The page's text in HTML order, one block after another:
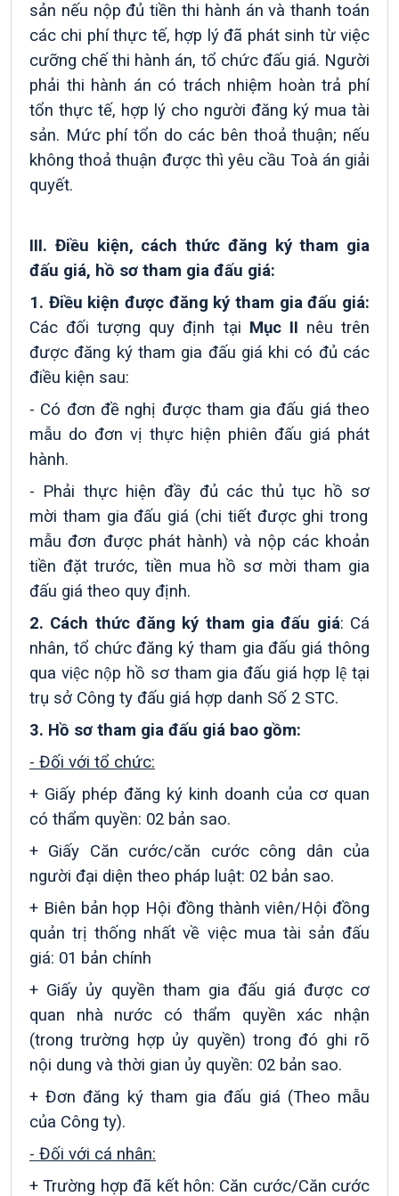
sản nếu nộp đủ tiền thi hành án và thanh toán
các chi phí thực tế, hợp lý đã phát sinh từ việc
cưỡng chế thi hành án, tổ chức đấu giá. Người
phải thi hành án có trách nhiệm hoàn trả phí
tổn thực tế, hợp lý cho người đăng ký mua tài
sản. Mức phí tổn do các bên thoả thuận; nếu
không thoả thuận được thì yêu cầu Toà án giải
quyết.
III. Điều kiện, cách thức đăng ký tham gia
đấu giá, hồ sơ tham gia đấu giá:
1. Điều kiện được đăng ký tham gia đấu giá:
Các đối tượng quy định tại Mục II nêu trên
được đăng ký tham gia đấu giá khi có đủ các
điều kiện sau:
- Có đơn đề nghị được tham gia đấu giá theo
mẫu do đơn vị thực hiện phiên đấu giá phát
hành.
- Phải thực hiện đầy đủ các thủ tục hồ sơ
mời tham gia đấu giá (chi tiết được ghi trong
mẫu đơn được phát hành) và nộp các khoản
tiền đặt trước, tiền mua hồ sơ mời tham gia
đấu giá theo quy định.
2. Cách thức đăng ký tham gia đấu giá: Cá
nhân, tổ chức đăng ký tham gia đấu giá thông
qua việc nộp hồ sơ tham gia đấu giá hợp lệ tại
trụ sở Công ty đấu giá hợp danh Số 2 STC.
3. Hồ sơ tham gia đấu giá bao gồm:
- Đối với tổ chức:
+ Giấy phép đăng ký kinh doanh của cơ quan
có thẩm quyền: 02 bản sao.
+ Giấy Căn cước/căn cước công dân của
người đại diện theo pháp luật: 02 bản sao.
+ Biên bản họp Hội đồng thành viên/Hội đồng
quản trị thống nhất về việc mua tài sản đấu
giá: 01 bản chính
+ Giấy ủy quyền tham gia đấu giá được cơ
quan nhà nước có thẩm quyền xác nhận
(trong trường hợp ủy quyền) trong đó ghi rõ
nội dung và thời gian ủy quyền: 02 bản sao.
+ Đơn đăng ký tham gia đấu giá (Theo mẫu
của Công ty).
- Đối với cá nhân:
+ Trường hợp đã kết hôn: Căn cước/Căn cước